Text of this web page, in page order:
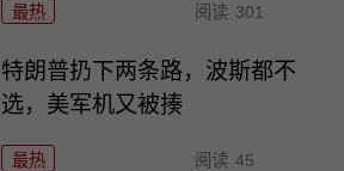
最热 阅读 301
特朗普扔下两条路，波斯都不
选，美军机又被揍
最热 阅读 45